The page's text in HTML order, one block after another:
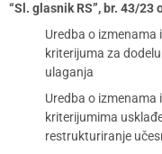
“Sl. glasnik RS”, br. 43/
Uredba o izmenama
kriterijuma za
ulaganja
Uredba o izmenama
kriterijumima
restrukturiranje